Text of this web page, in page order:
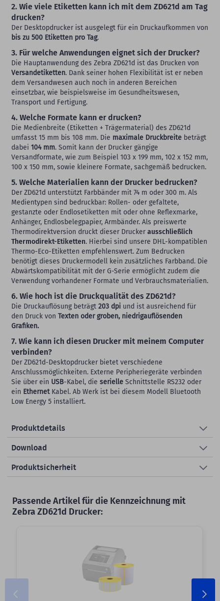
2. Wie viele Etiketten kann ich mit dem ZD621d am Tag
drucken?
Der Desktopdrucker ist ausgelegt für ein Druckaufkommen von
bis zu 500 Etiketten pro Tag.
3. Für welche Anwendungen eignet sich der Drucker?
Die Hauptanwendung des Zebra ZD621d ist das Drucken von
Versandetiketten. Dank seiner hohen Flexibilität ist er neben
dem Versandwesen auch noch in anderen Bereichen
einsetzbar, wie beispielsweise im Gesundheitswesen,
Transport und Fertigung.
4. Welche Formate kann er drucken?
Die Medienbreite (Etiketten + Trägermaterial) des ZD621d
umfasst 15 mm bis 108 mm. Die maximale Druckbreite beträgt
dabei 104 mm. Somit kann der Drucker gängige
Versandformate, wie zum Beispiel 103 x 199 mm, 102 x 152 mm,
100 x 150 mm, sowie kleinere Formate, sachgemäß bedrucken.
5. Welche Materialien kann der Drucker bedrucken?
Der ZD621d unterstützt Farbbänder mit 74 m oder 300 m. Als
Medientypen sind bedruckbar: Rollen- oder gefaltete,
gestanzte oder Endlosetiketten mit oder ohne Reflexmarke,
Anhänger, Endlosbelegpapier, Armbänder. Als preiswerte
Thermodirektversion druckt dieser Drucker ausschließlich
Thermodirekt-Etiketten. Hierbei sind unsere DHL-kompatiblen
Thermo-Eco-Etiketten empfehlenswert. Zum Bedrucken
benötigt dieses Druckermodell kein zusätzliches Farbband. Die
Abwärtskompatibilität mit der G-Serie ermöglicht zudem die
Verwendung vorhandener Formate und Verbrauchsmaterialien.
6. Wie hoch ist die Druckqualität des ZD621d?
Die Druckauflösung beträgt 203 dpi und ist ausreichend für
den Druck von Texten oder groben, niedrigauflösenden
Grafiken.
7. Wie kann ich diesen Drucker mit meinem Computer
verbinden?
Der ZD621d-Desktopdrucker bietet verschiedene
Anschlussmöglichkeiten. Externe Peripheriegeräte verbinden
Sie über ein USB-Kabel, die serielle Schnittstelle RS232 oder
ein EthernetKabel. Ab Werk ist bei diesem Modell Bluetooth
Low Energy 5 installiert.
Produktdetails
Download
Produktsicherheit
Passende Artikel für die Kennzeichnung mit
Zebra ZD621d Drucker: